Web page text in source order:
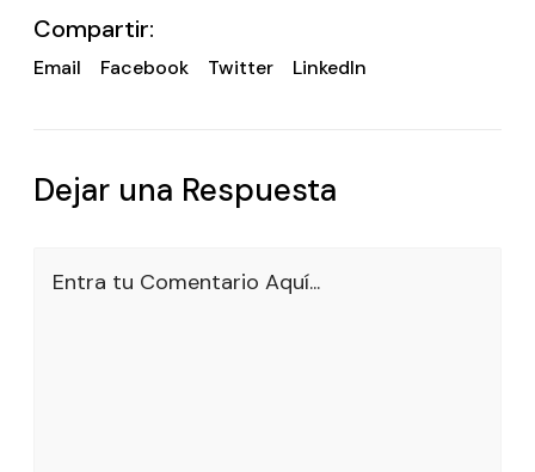
Compartir:
Email Facebook Twitter LinkedIn
Dejar una Respuesta
Entra tu Comentario Aquí...